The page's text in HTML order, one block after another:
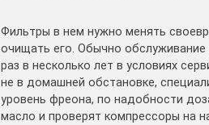
Фильтры в нем нужно менять
очищать его. Обычно обслуживание
раз в несколько лет в условиях
не в домашней обстановке,
уровень фреона, по надобности
масло и проверят компрессоры на